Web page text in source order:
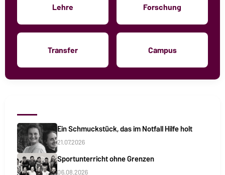
Lehre Forschung
Transfer Campus
Ein Schmuckstück, das im Notfall Hilfe holt
21.07.2026
Sportunterricht ohne Grenzen
06.08.2026